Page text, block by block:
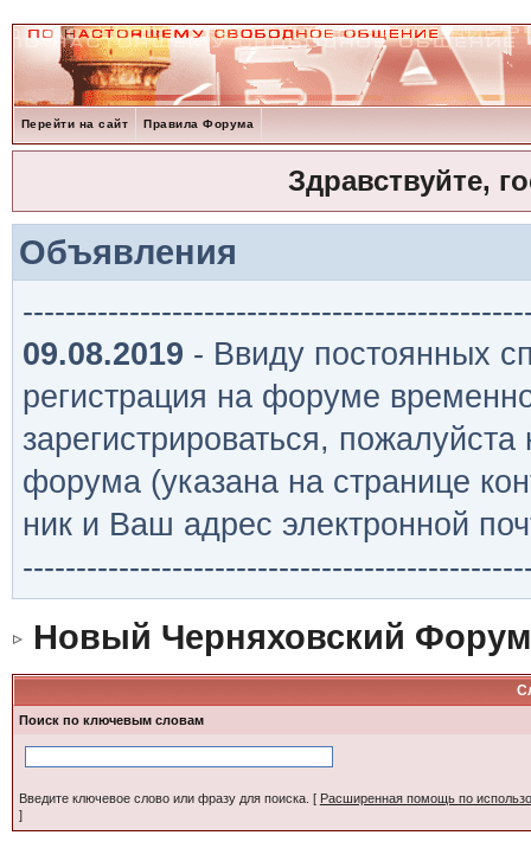
Перейти на сайт Правила Форума
Здравствуйте,
Объявления
09.08.2019 - Ввиду постоянных
регистрация на форуме
зарегистрироваться,
форума (указана на странице
ник и Ваш адрес электронной
Новый Черняховский Форум
Поиск по ключевым словам
Введите ключевое слово или фразу для поиска. [ Расширенная помощь по
]